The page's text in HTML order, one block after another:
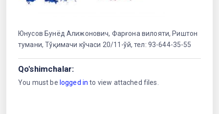
Юнусов Бунёд Алижонович, Фарғона вилояти, Риштон
тумани, Тўқимачи кўчаси 20/11-ўй, тел: 93-644-35-55
Qo'shimchalar:
You must be logged in to view attached files.